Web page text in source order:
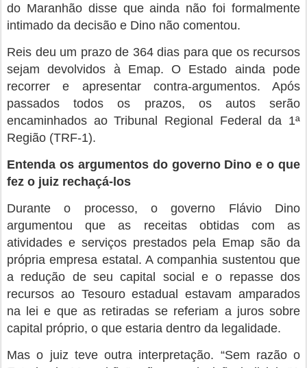
do Maranhão disse que ainda não foi formalmente
intimado da decisão e Dino não comentou.
Reis deu um prazo de 364 dias para que os recursos
sejam devolvidos à Emap. O Estado ainda pode
recorrer e apresentar contra-argumentos. Após
passados todos os prazos, os autos serão
encaminhados ao Tribunal Regional Federal da 1ª
Região (TRF-1).
Entenda os argumentos do governo Dino e o que
fez o juiz rechaçá-los
Durante o processo, o governo Flávio Dino
argumentou que as receitas obtidas com as
atividades e serviços prestados pela Emap são da
própria empresa estatal. A companhia sustentou que
a redução de seu capital social e o repasse dos
recursos ao Tesouro estadual estavam amparados
na lei e que as retiradas se referiam a juros sobre
capital próprio, o que estaria dentro da legalidade.
Mas o juiz teve outra interpretação. “Sem razão o